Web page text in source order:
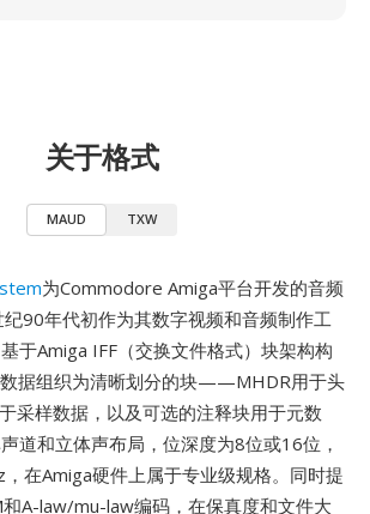
关于格式
MAUD TXW
为Commodore Amiga平台开发的音频
90年代初作为其数字视频和音频制作工
于Amiga IFF（交换文件格式）块架构构
据组织为清晰划分的块——MHDR用于头
采样数据，以及可选的注释块用于元数
道和立体声布局，位深度为8位或16位，
在Amiga硬件上属于专业级规格。同时提
A-law/mu-law编码，在保真度和文件大